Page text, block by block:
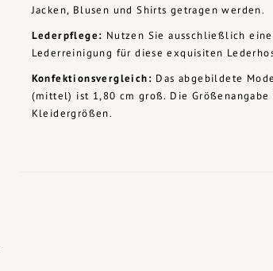
Jacken, Blusen und Shirts getragen werden.
Lederpflege: Nutzen Sie ausschließlich
Lederreinigung für diese exquisiten
Konfektionsvergleich: Das abgebildete
(mittel) ist 1,80 cm groß. Die
Kleidergrößen.